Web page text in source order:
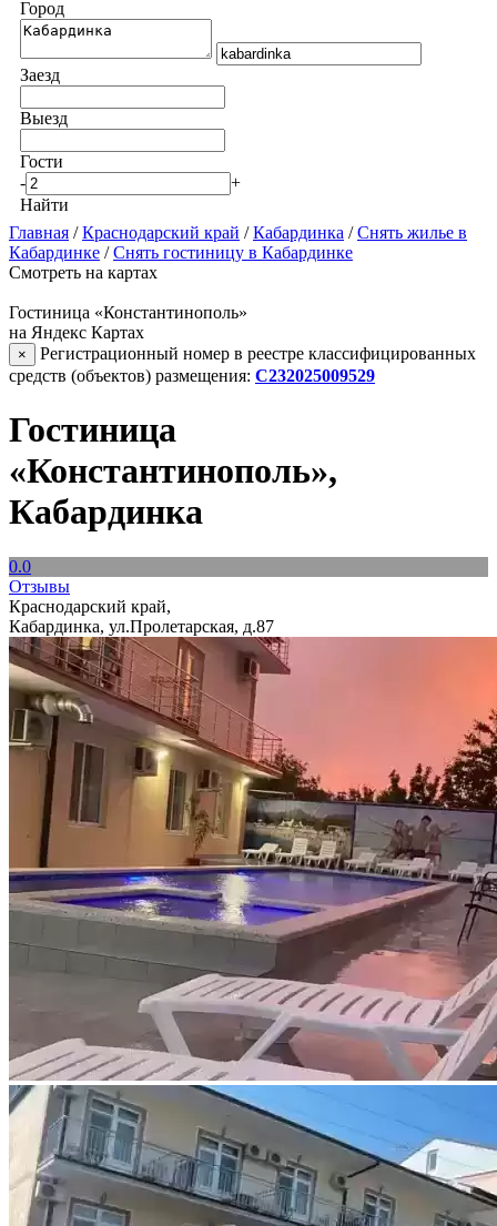
Город
Заезд
Выезд
Гости
-
+
Найти
Главная /Краснодарский край /Кабардинка /Снять жилье в
Кабардинке /Снять гостиницу в Кабардинке
Смотреть на картах
Гостиница «Константинополь»
на Яндекс Картах
×
Регистрационный номер в реестре классифицированных
средств (объектов) размещения: С232025009529
Гостиница
«Константинополь»,
Кабардинка
0.0
Отзывы
Краснодарский край,
Кабардинка, ул.Пролетарская, д.87